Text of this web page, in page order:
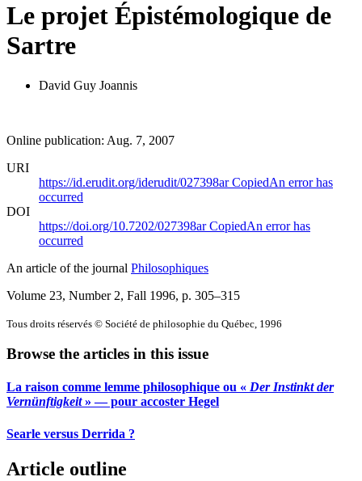
Le projet Épistémologique de
Sartre
David Guy Joannis
Online publication: Aug. 7, 2007
URI
https://id.erudit.org/iderudit/027398arCopiedAn error has
occurred
DOI
https://doi.org/10.7202/027398arCopiedAn error has
occurred
An article of the journal Philosophiques
Volume 23, Number 2, Fall 1996, p. 305–315
Tous droits réservés © Société de philosophie du Québec, 1996
Browse the articles in this issue
La raison comme lemme philosophique ou « Der Instinkt der
Vernünftigkeit» — pour accoster Hegel
Searle versus Derrida ?
Article outline